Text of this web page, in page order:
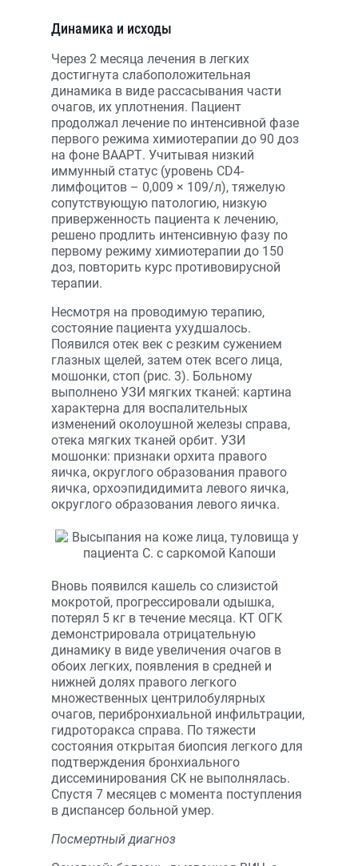
Динамика и исходы
Через 2 месяца лечения в легких
достигнута слабоположительная
динамика в виде рассасывания части
очагов, их уплотнения. Пациент
продолжал лечение по интенсивной фазе
первого режима химиотерапии до 90 доз
на фоне ВААРТ. Учитывая низкий
иммунный статус (уровень СD4-
лимфоцитов – 0,009 × 109/л), тяжелую
сопутствующую патологию, низкую
приверженность пациента к лечению,
решено продлить интенсивную фазу по
первому режиму химиотерапии до 150
доз, повторить курс противовирусной
терапии.
Несмотря на проводимую терапию,
состояние пациента ухудшалось.
Появился отек век с резким сужением
глазных щелей, затем отек всего лица,
мошонки, стоп (рис. 3). Больному
выполнено УЗИ мягких тканей: картина
характерна для воспалительных
изменений околоушной железы справа,
отека мягких тканей орбит. УЗИ
мошонки: признаки орхита правого
яичка, округлого образования правого
яичка, орхоэпидидимита левого яичка,
округлого образования левого яичка.
Вновь появился кашель со слизистой
мокротой, прогрессировали одышка,
потерял 5 кг в течение месяца. КТ ОГК
демонстрировала отрицательную
динамику в виде увеличения очагов в
обоих легких, появления в средней и
нижней долях правого легкого
множественных центрилобулярных
очагов, перибронхиальной инфильтрации,
гидроторакса справа. По тяжести
состояния открытая биопсия легкого для
подтверждения бронхиального
диссеминирования СК не выполнялась.
Спустя 7 месяцев с момента поступления
в диспансер больной умер.
Посмертный диагноз